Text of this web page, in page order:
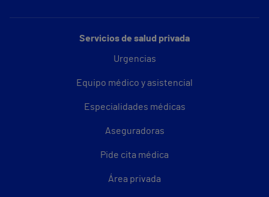
Servicios de salud privada
Urgencias
Equipo médico y asistencial
Especialidades médicas
Aseguradoras
Pide cita médica
Área privada